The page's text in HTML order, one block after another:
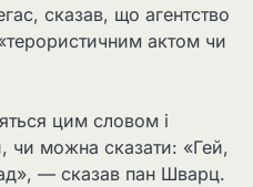
сказав, що агентство
актом чи
цим словом і
чи можна сказати: «Гей,
— сказав пан Шварц.